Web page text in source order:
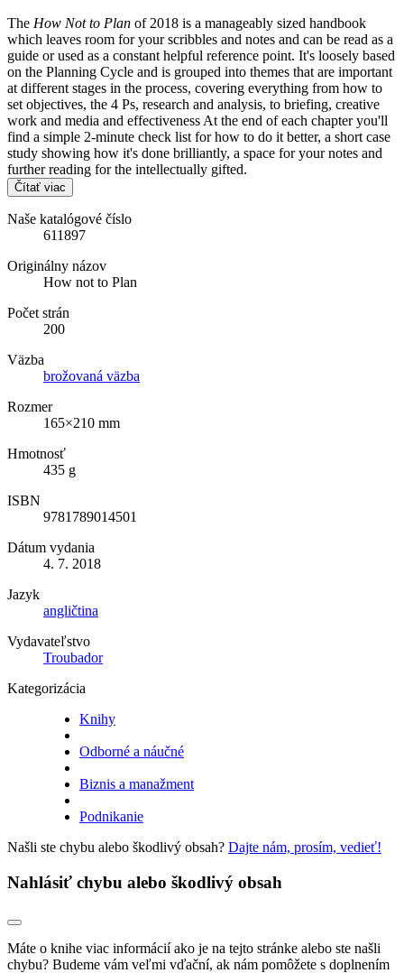
The How Not to Plan of 2018 is a manageably sized handbook
which leaves room for your scribbles and notes and can be read as a
guide or used as a constant helpful reference point. It's loosely based
on the Planning Cycle and is grouped into themes that are important
at different stages in the process, covering everything from how to
set objectives, the 4 Ps, research and analysis, to briefing, creative
work and media and effectiveness At the end of each chapter you'll
find a simple 2-minute check list for how to do it better, a short case
study showing how it's done brilliantly, a space for your notes and
further reading for the intellectually gifted.
Čítať viac
Naše katalógové číslo
611897
Originálny názov
How not to Plan
Počet strán
200
Väzba
brožovaná väzba
Rozmer
165×210 mm
Hmotnosť
435 g
ISBN
9781789014501
Dátum vydania
4. 7. 2018
Jazyk
angličtina
Vydavateľstvo
Troubador
Kategorizácia
Knihy
Odborné a náučné
Biznis a manažment
Podnikanie
Našli ste chybu alebo škodlivý obsah? Dajte nám, prosím, vedieť!
Nahlásiť chybu alebo škodlivý obsah
Máte o knihe viac informácií ako je na tejto stránke alebo ste našli
chybu? Budeme vám veľmi vďační, ak nám pomôžete s doplnením